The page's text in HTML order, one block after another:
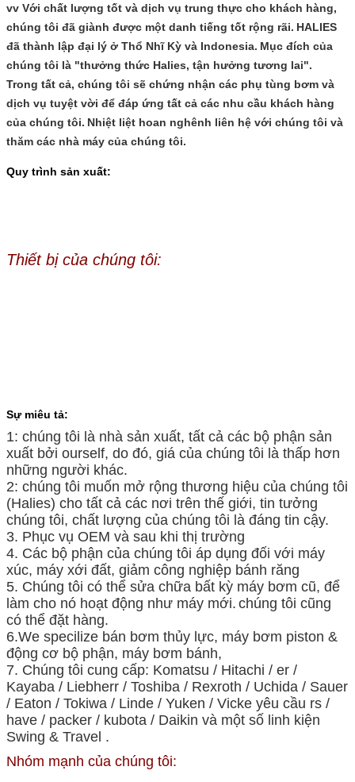
vv Với chất lượng tốt và dịch vụ trung thực cho khách hàng,
chúng tôi đã giành được một danh tiếng tốt rộng rãi. HALIES
đã thành lập đại lý ở Thổ Nhĩ Kỳ và Indonesia. Mục đích của
chúng tôi là "thưởng thức Halies, tận hưởng tương lai".
Trong tất cả, chúng tôi sẽ chứng nhận các phụ tùng bơm và
dịch vụ tuyệt vời để đáp ứng tất cả các nhu cầu khách hàng
của chúng tôi. Nhiệt liệt hoan nghênh liên hệ với chúng tôi và
thăm các nhà máy của chúng tôi.
Quy trình sản xuất:
Thiết bị của chúng tôi:
Sự miêu tả:
1: chúng tôi là nhà sản xuất, tất cả các bộ phận sản
xuất bởi ourself, do đó, giá của chúng tôi là thấp hơn
những người khác.
2: chúng tôi muốn mở rộng thương hiệu của chúng tôi
(Halies) cho tất cả các nơi trên thế giới, tin tưởng
chúng tôi, chất lượng của chúng tôi là đáng tin cậy.
3. Phục vụ OEM và sau khi thị trường
4. Các bộ phận của chúng tôi áp dụng đối với máy
xúc, máy xới đất, giảm công nghiệp bánh răng
5. Chúng tôi có thể sửa chữa bất kỳ máy bơm cũ, để
làm cho nó hoạt động như máy mới. chúng tôi cũng
có thể đặt hàng.
6.We specilize bán bơm thủy lực, máy bơm piston &
động cơ bộ phận, máy bơm bánh,
7. Chúng tôi cung cấp: Komatsu / Hitachi / er /
Kayaba / Liebherr / Toshiba / Rexroth / Uchida / Sauer
/ Eaton / Tokiwa / Linde / Yuken / Vicke yêu cầu rs /
have / packer / kubota / Daikin và một số linh kiện
Swing & Travel .
Nhóm mạnh của chúng tôi: